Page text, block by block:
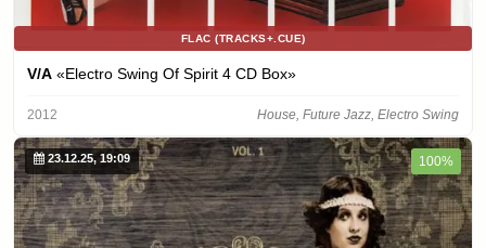
FLAC (TRACKS+.CUE)
V/A «Electro Swing Of Spirit 4 CD Box»
2012 House, Future Jazz, Electro Swing
23.12.25, 19:09 100%